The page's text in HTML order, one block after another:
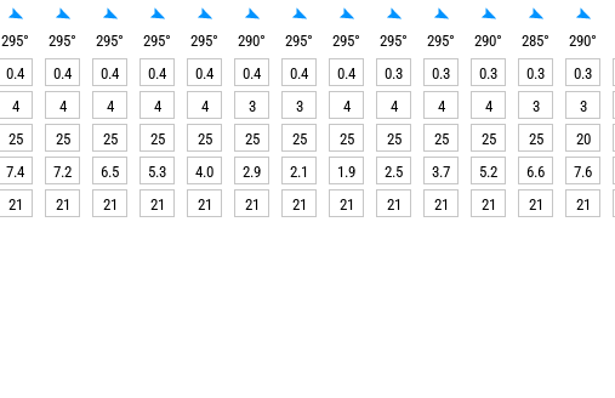
295° 295° 295° 295° 295° 290° 295° 295° 295° 295° 290° 285° 290°
0.4 0.4 0.4 0.4 0.4 0.4 0.4 0.4 0.3 0.3 0.3 0.3 0.3
4 4 4 4 4 3 3 4 4 4 4 3 3
25 25 25 25 25 25 25 25 25 25 25 25 20
7.4 7.2 6.5 5.3 4.0 2.9 2.1 1.9 2.5 3.7 5.2 6.6 7.6
21 21 21 21 21 21 21 21 21 21 21 21 21